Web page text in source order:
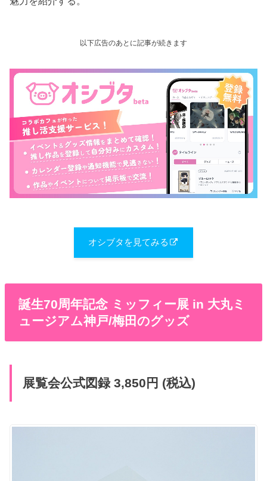
以下広告のあとに記事が続きます
オシブタを見てみる
誕生70周年記念 ミッフィー展 in 大丸ミ
ュージアム神戸/梅田のグッズ
展覧会公式図録 3,850円 (税込)